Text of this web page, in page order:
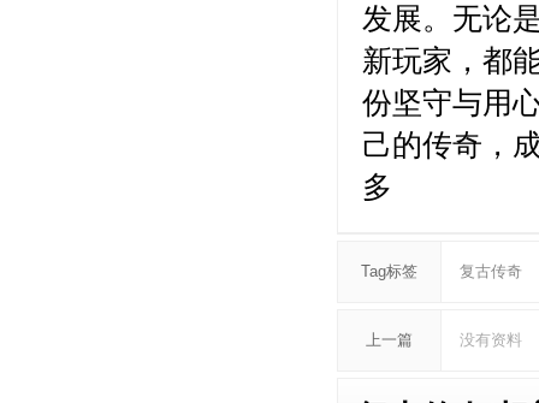
发展。无论
新玩家，都
份坚守与用
己的传奇，
多
Tag标签 复古传奇
上一篇 没有资料